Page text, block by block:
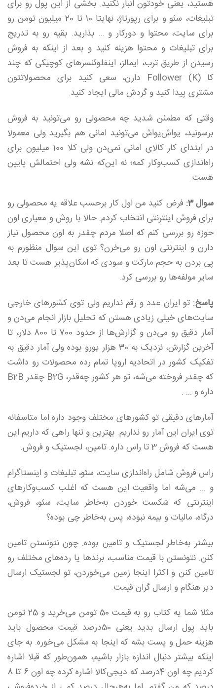
هستید، یعنی خودتون انبار نکنید. بخشی از این پول رو برای
تبلیغات، سئو و برای رپورتاژ، نهایتا 10 تا 20 میلیون تومن رو
برای سایت، محتوا و دور‌کار و ... بذارید. بقیه رو به تدریج
برای تبلیغات و محتوا هزینه کنید و بعد از اینکه به فروش
رسیدن از طریق ترب، ایمالز، اینفلوئنسر‌های کوچیکی که چند
کا (K) Follower دارن، سعی کنید برای محصولاتتون
مشتری پیدا کنید و گردش مالی ایجاد کنید.
وقتی که مطمئن شدید چه محصولی رو می‌تونید به فروش
برسونید، یواش‌یواش می‌تونید امانی هم بگیرید ولی معمولا
در ابتدای کار کالا‌ی امانی نمی‌دن ولی کلا 100 میلیون برای
راه‌اندازی کسب‌و‌کار کمه؛ نه این‌که نشه ولی احتمالش پایین
هست.
سوال 3:
فرض کنید من اول کار بر‌حسب علاقه یه محصولی رو
برای فروش اینترنتی انتخاب کردم. حالا با روش و معیاری اون
حوزه رو بررسی کنم که اصلا مردم چقدر به اون محصول نیاز
دارن و اینترنتی اون رو می‌خرن؟ توی این سوال منظورم به
پی بردن به حجم مارکت و سودی که امکان‌پذیر هست‌ تا بعد
سایر مولفه‌ها رو بررسی کرد.
پاسخ: تو ایران عدد و رقم نداریم ولی توی کشور‌های خارجی
سایت‌های خیلی زیادی هستن که تحلیل بازار انجام می‌دن و
آمار دقیق رو می‌دن و گزارش‌ها از حدود 700 تا 800 دلار، تا
آخرین گزارش، نزدیک به 30 هزار یورو بوده ولی آمار دقیق به
تفکیک کشور در اتحادیه اروپا تمام رده محصولات رو داشت
که چقدر فروخته می‌شه، تو هر کشور چه‌قدر، B2G چقدر B2B
داره و ... .
آمار‌های دقیقی تو کشور‌های مختلف وجود داره اما متاسفانه
توی ایران این آمار رو نداریم. بهترین و تنها راهی که داریم این
هست که فروش 3 تا راس داره. تامین، لجستیک و فروش.
راس فروش شامل راه‌اندازی سایت، سئو، تبلیغات و اینستاگرام
و ... می‌شه اما واقعیت این هست که اغلب کسب‌و‌کار‌های
اینترنتی که شکست خوردن به‌خاطر سایت، سئو، فروش،
درگاه، مالیات و بیمه نبوده، پس به‌خاطر چی بوده؟
بیشتر به‌خاطر لجستیک و تامین بوده. چون نتونستن تامین
کنن. نتونستن با قیمت مناسب، برندها یا رده‌های مختلف رو
تامین کنن و اکثرا اینجا زمین می‌خوردن، تو لجستیک ارسال
دیر هنگام و ارسال گران قیمت.
مثلا شما یه کتاب رو به قیمت 50 تومن می‌خرید و 25 تومن
باید پول ارسال بدید یعنی 50درصد قیمت محصول باید
هزینه حمل و پست بشه که اینجا به مشکل می‌خوره. به جای
اینکه بیشتر دنبال اندازه بازار باشیم، همون‌طور که قبلا اشاره
کردیم چه اون 4درصد که دیجی‌کالا اشاره کرده چه اون 6 تا 8